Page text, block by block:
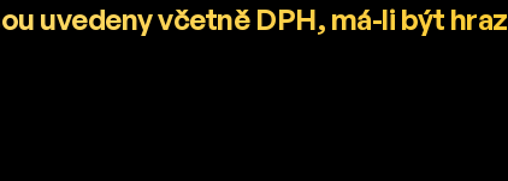
uvedeny včetně DPH, má-li být